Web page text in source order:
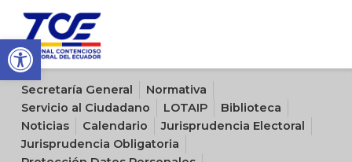
Open toolbar
Sitio oficial del Tribunal Contencioso Electoral del Ecuador
Secretaría General
Normativa
Servicio al Ciudadano
LOTAIP
Biblioteca
Noticias
Calendario
Jurisprudencia Electoral
Jurisprudencia Obligatoria